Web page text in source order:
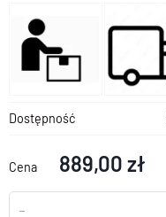
Dostępność
Cena 889,00 zł
-